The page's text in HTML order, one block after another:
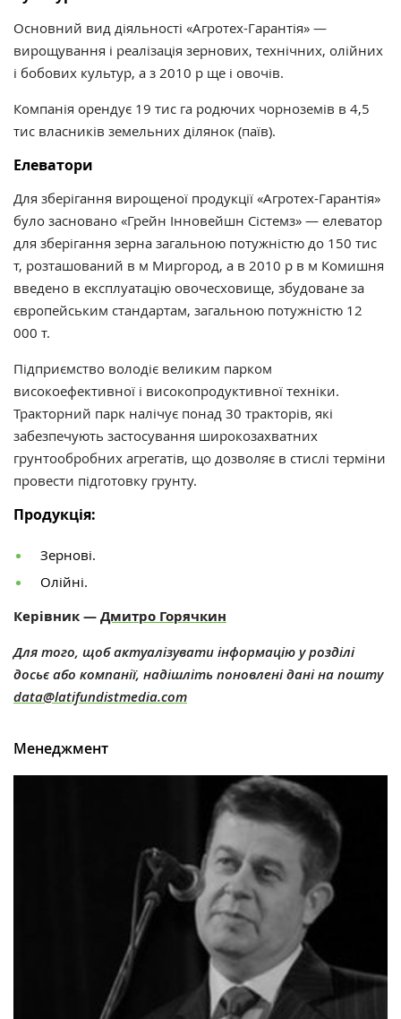
Основний вид діяльності «Агротех-Гарантія» —
вирощування і реалізація зернових, технічних, олійних
і бобових культур, а з 2010 р ще і овочів.
Компанія орендує 19 тис га родючих чорноземів в 4,5
тис власників земельних ділянок (паїв).
Елеватори
Для зберігання вирощеної продукції «Агротех-Гарантія»
було засновано «Грейн Інновейшн Сістемз» — елеватор
для зберігання зерна загальною потужністю до 150 тис
т, розташований в м Миргород, а в 2010 р в м Комишня
введено в експлуатацію овочесховище, збудоване за
європейським стандартам, загальною потужністю 12
000 т.
Підприємство володіє великим парком
високоефективної і високопродуктивної техніки.
Тракторний парк налічує понад 30 тракторів, які
забезпечують застосування широкозахватних
грунтообробних агрегатів, що дозволяє в стислі терміни
провести підготовку грунту.
Продукція:
Зернові.
Олійні.
Керівник —Дмитро Горячкин
Для того, щоб актуалізувати інформацію у розділі
досьє або компанії, надішліть поновлені дані на пошту
data@latifundistmedia.com
Менеджмент